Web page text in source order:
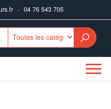
– 04 76 543 705